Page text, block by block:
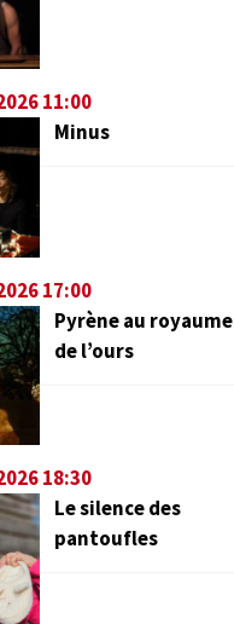
11:00
Minus
17:00
Pyrène au royaume
de l’ours
18:30
Le silence des
pantoufles